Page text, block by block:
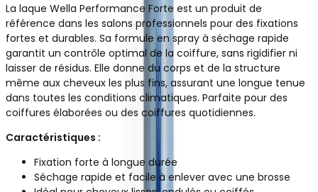
La laque Wella Performance Forte est un produit de
référence dans les salons professionnels pour des fixations
fortes et durables. Sa formule en spray à séchage rapide
garantit un contrôle optimal de la coiffure, sans rigidifier ni
laisser de résidus. Elle donne du corps et de la structure
même aux cheveux les plus fins, assurant une longue tenue
dans toutes les conditions climatiques. Parfaite pour des
coiffures élaborées ou des coiffures quotidiennes.
Caractéristiques :
Fixation forte à longue durée
Séchage rapide et facile à enlever avec une brosse